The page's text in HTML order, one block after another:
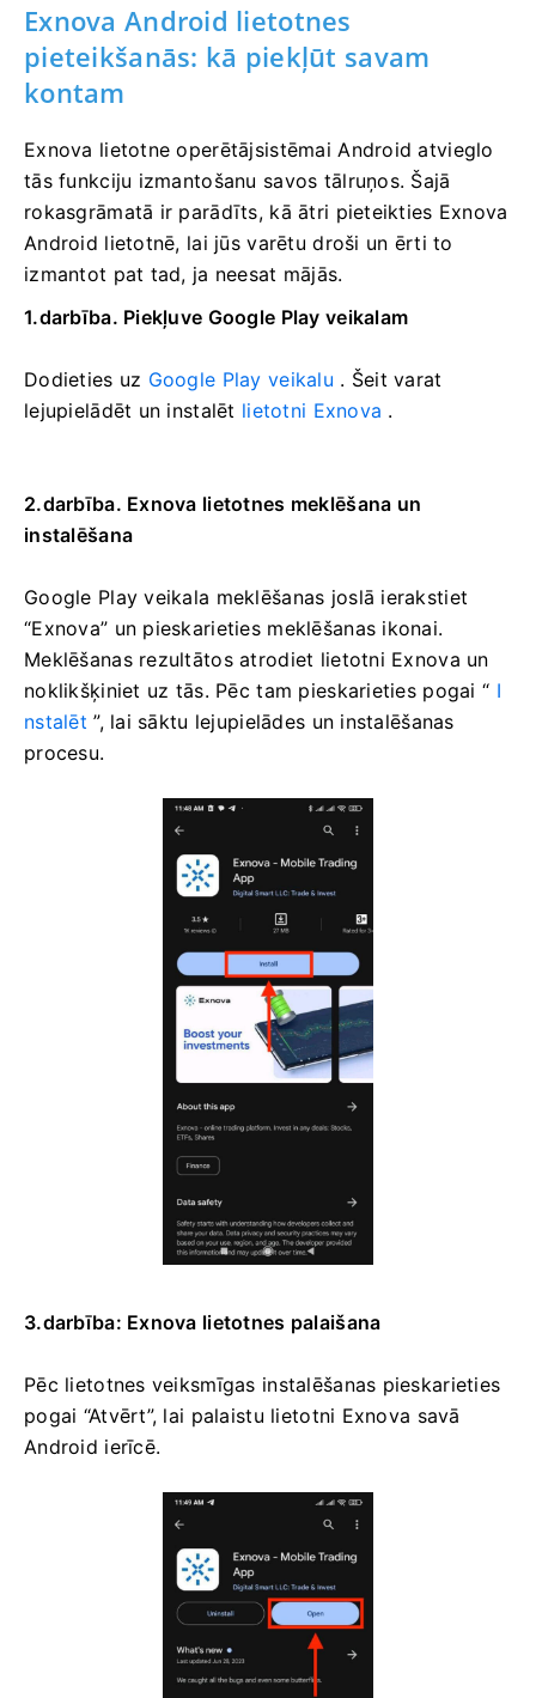
Exnova Android lietotnes
pieteikšanās: kā piekļūt savam
kontam
Exnova lietotne operētājsistēmai Android atvieglo
tās funkciju izmantošanu savos tālruņos. Šajā
rokasgrāmatā ir parādīts, kā ātri pieteikties Exnova
Android lietotnē, lai jūs varētu droši un ērti to
izmantot pat tad, ja neesat mājās.
1.darbība. Piekļuve Google Play veikalam
Dodieties uz Google Play veikalu . Šeit varat
lejupielādēt un instalēt lietotni Exnova .
2.darbība. Exnova lietotnes meklēšana un
instalēšana
Google Play veikala meklēšanas joslā ierakstiet
“Exnova” un pieskarieties meklēšanas ikonai.
Meklēšanas rezultātos atrodiet lietotni Exnova un
noklikšķiniet uz tās. Pēc tam pieskarieties pogai “ I
nstalēt ”, lai sāktu lejupielādes un instalēšanas
procesu.
3.darbība: Exnova lietotnes palaišana
Pēc lietotnes veiksmīgas instalēšanas pieskarieties
pogai “Atvērt”, lai palaistu lietotni Exnova savā
Android ierīcē.